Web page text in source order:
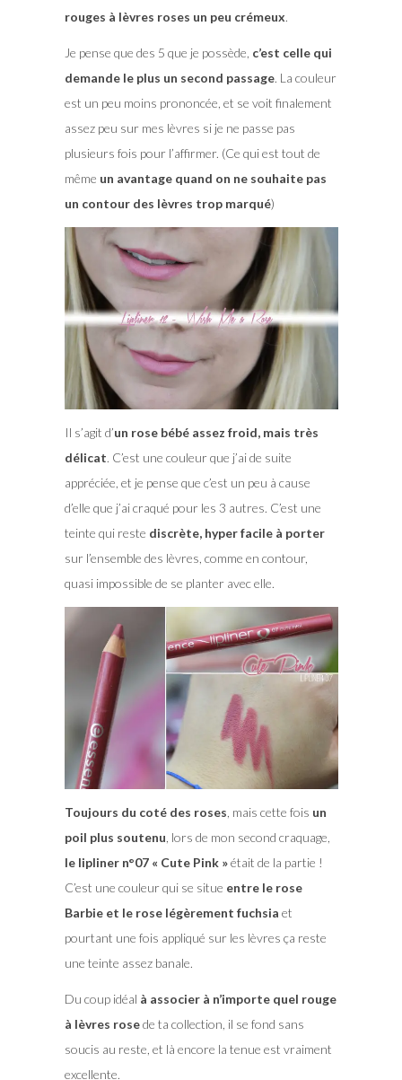
rouges à lèvres roses un peu crémeux.
Je pense que des 5 que je possède, c’est celle qui
demande le plus un second passage. La couleur
est un peu moins prononcée, et se voit finalement
assez peu sur mes lèvres si je ne passe pas
plusieurs fois pour l’affirmer. (Ce qui est tout de
même un avantage quand on ne souhaite pas
un contour des lèvres trop marqué)
Il s’agit d’un rose bébé assez froid, mais très
délicat. C’est une couleur que j’ai de suite
appréciée, et je pense que c’est un peu à cause
d’elle que j’ai craqué pour les 3 autres. C’est une
teinte qui reste discrète, hyper facile à porter
sur l’ensemble des lèvres, comme en contour,
quasi impossible de se planter avec elle.
Toujours du coté des roses , mais cette fois un
poil plus soutenu , lors de mon second craquage,
le lipliner n°07 « Cute Pink »était de la partie !
C’est une couleur qui se situe entre le rose
Barbie et le rose légèrement fuchsia et
pourtant une fois appliqué sur les lèvres ça reste
une teinte assez banale.
Du coup idéal à associer à n’importe quel rouge
à lèvres rosede ta collection, il se fond sans
soucis au reste, et là encore la tenue est vraiment
excellente.